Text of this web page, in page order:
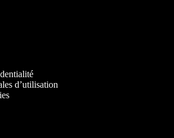
d’utilisation